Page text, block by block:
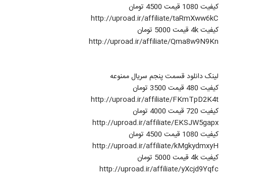
کیفیت 1080 قیمت 4500 تومان
http://uproad.ir/affiliate/taRmXww6kC
کیفیت 4k قیمت 5000 تومان
http://uproad.ir/affiliate/Qma8w9N9Kn
لینک دانلود قسمت پنجم سریال ممنوعه
کیفیت 480 قیمت 3500 تومان
http://uproad.ir/affiliate/FKmTpD2K4t
کیفیت 720 قیمت 4000 تومان
http://uproad.ir/affiliate/EKSJW5gapx
کیفیت 1080 قیمت 4500 تومان
http://uproad.ir/affiliate/kMgkydmxyH
کیفیت 4k قیمت 5000 تومان
http://uproad.ir/affiliate/yXcjd9Yqfc